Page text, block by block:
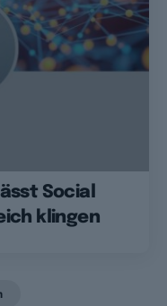
Social
klingen